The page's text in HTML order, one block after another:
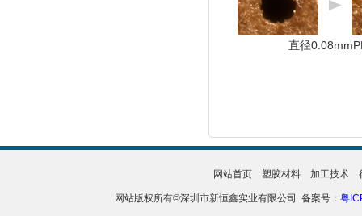
直径
网站首页 塑胶材料 加工技术
网站版权所有©深圳市新恒鑫实业有限公司 备案号： 粤